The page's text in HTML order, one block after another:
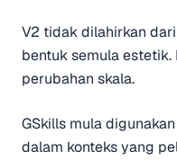
V2 tidak dilahirkan
bentuk semula
perubahan skala.
GSkills mula
dalam konteks yang